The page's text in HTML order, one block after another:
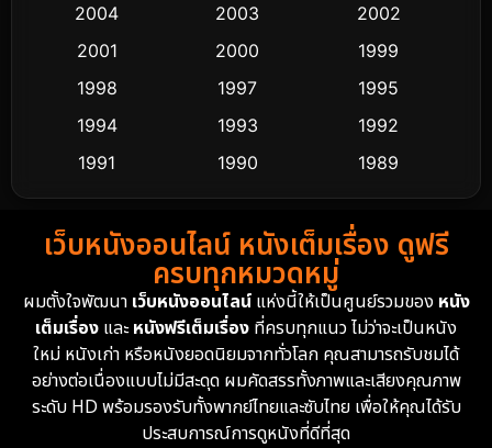
Cult Film
Dance เต้น
Detective สืบสวน
Detective สืบสวน
Disney+ 4
Documentary สารคดี 95
Drama ดราม่า
2004
2003
2002
2001
2000
1999
1998
1997
1995
1994
1993
1992
1991
1990
1989
1988
1986
1985
1983
1982
1981
1974
1962
เว็บหนังออนไลน์ หนังเต็มเรื่อง ดูฟรี
ครบทุกหมวดหมู่
ผมตั้งใจพัฒนา เว็บหนังออนไลน์แห่งนี้ให้เป็นศูนย์รวมของ หนัง
เต็มเรื่อง และหนังฟรีเต็มเรื่อง ที่ครบทุกแนว ไม่ว่าจะเป็นหนัง
ใหม่ หนังเก่า หรือหนังยอดนิยมจากทั่วโลก คุณสามารถรับชมได้
อย่างต่อเนื่องแบบไม่มีสะดุด ผมคัดสรรทั้งภาพและเสียงคุณภาพ
ระดับ HD พร้อมรองรับทั้งพากย์ไทยและซับไทย เพื่อให้คุณได้รับ
ประสบการณ์การดูหนังที่ดีที่สุด